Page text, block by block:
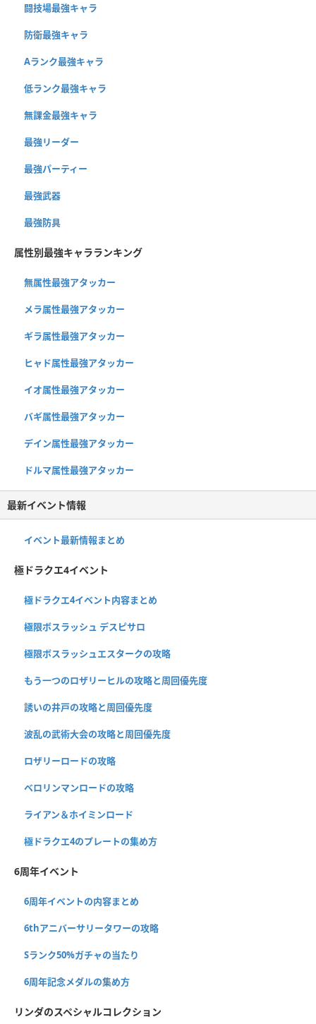
闘技場最強キャラ
防衛最強キャラ
Aランク最強キャラ
低ランク最強キャラ
無課金最強キャラ
最強リーダー
最強パーティー
最強武器
最強防具
属性別最強キャラランキング
無属性最強アタッカー
メラ属性最強アタッカー
ギラ属性最強アタッカー
ヒャド属性最強アタッカー
イオ属性最強アタッカー
バギ属性最強アタッカー
デイン属性最強アタッカー
ドルマ属性最強アタッカー
最新イベント情報
イベント最新情報まとめ
極ドラクエ4イベント
極ドラクエ4イベント内容まとめ
極限ボスラッシュ デスピサロ
極限ボスラッシュエスタークの攻略
もう一つのロザリーヒルの攻略と周回優先度
誘いの井戸の攻略と周回優先度
波乱の武術大会の攻略と周回優先度
ロザリーロードの攻略
ベロリンマンロードの攻略
ライアン＆ホイミンロード
極ドラクエ4のプレートの集め方
6周年イベント
6周年イベントの内容まとめ
6thアニバーサリータワーの攻略
Sランク50%ガチャの当たり
6周年記念メダルの集め方
リンダのスペシャルコレクション